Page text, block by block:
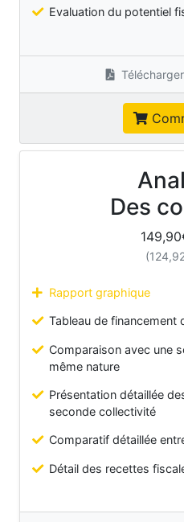
Evaluation du potentiel
Des
149,90
(
Rapport graphique
Tableau de financement
Comparaison avec une
même nature
Présentation détaillée
seconde collectivité
Comparatif détaillée
Détail des recettes